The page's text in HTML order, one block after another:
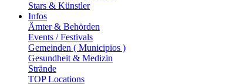
Stars & Künstler
Infos
Ämter & Behörden
Events / Festivals
Gemeinden ( Municipios )
Gesundheit & Medizin
Strände
TOP Locations